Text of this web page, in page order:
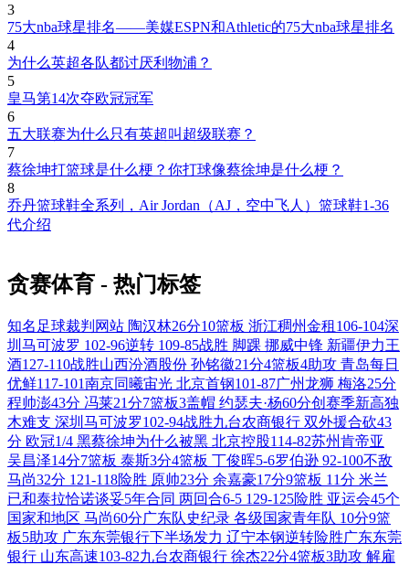
3
75大nba球星排名——美媒ESPN和Athletic的75大nba球星排名
4
为什么英超各队都讨厌利物浦？
5
皇马第14次夺欧冠冠军
6
五大联赛为什么只有英超叫超级联赛？
7
蔡徐坤打篮球是什么梗？你打球像蔡徐坤是什么梗？
8
乔丹篮球鞋全系列，Air Jordan（AJ，空中飞人）篮球鞋1-36
代介绍
贪赛体育 - 热门标签
知名足球裁判网站 陶汉林26分10篮板 浙江稠州金租106-104深
圳马可波罗 102-96逆转 109-85战胜 脚踝 挪威中锋 新疆伊力王
酒127-110战胜山西汾酒股份 孙铭徽21分4篮板4助攻 青岛每日
优鲜117-101南京同曦宙光 北京首钢101-87广州龙狮 梅洛25分
程帅澎43分 冯莱21分7篮板3盖帽 约瑟夫·杨60分创赛季新高独
木难支 深圳马可波罗102-94战胜九台农商银行 双外援合砍43
分 欧冠1/4 黑蔡徐坤为什么被黑 北京控股114-82苏州肯帝亚
吴昌泽14分7篮板 泰斯3分4篮板 丁俊晖5-6罗伯逊 92-100不敌
马尚32分 121-118险胜 原帅23分 余嘉豪17分9篮板 11分 米兰
已和泰拉恰诺谈妥5年合同 两回合6-5 129-125险胜 亚运会45个
国家和地区 马尚60分广东队史纪录 各级国家青年队 10分9篮
板5助攻 广东东莞银行下半场发力 辽宁本钢逆转险胜广东东莞
银行 山东高速103-82九台农商银行 徐杰22分4篮板3助攻 解雇